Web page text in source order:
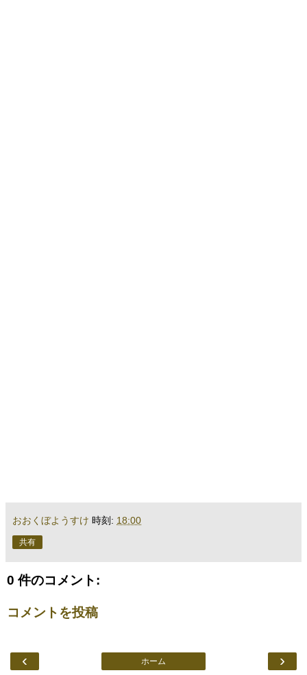
おおくぼようすけ 時刻: 18:00
共有
0 件のコメント:
コメントを投稿
‹ ›
ホーム